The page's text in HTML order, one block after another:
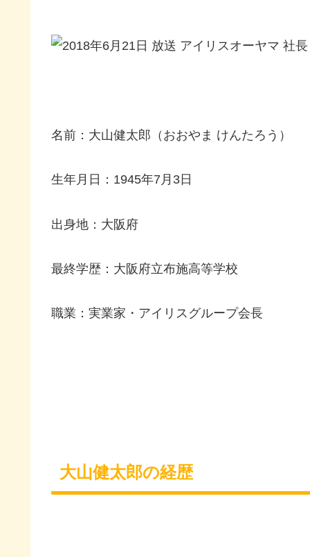
名前：大山健太郎（おおやま けんたろう）
生年月日：1945年7月3日
出身地：大阪府
最終学歴：大阪府立布施高等学校
職業：実業家・アイリスグループ会長
大山健太郎の経歴